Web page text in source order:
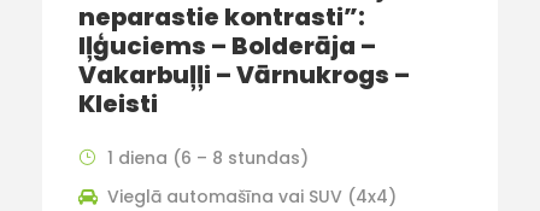
neparastie kontrasti”:
Iļģuciems – Bolderāja –
Vakarbuļļi – Vārnukrogs –
Kleisti
1 diena (6 – 8 stundas)
Vieglā automašīna vai SUV (4x4)